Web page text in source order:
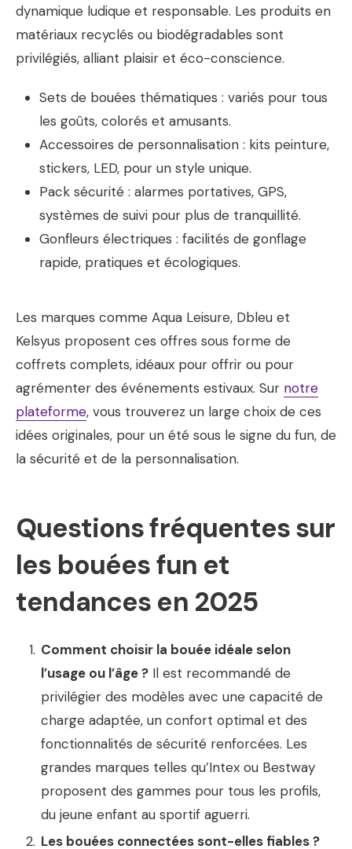
dynamique ludique et responsable. Les produits en
matériaux recyclés ou biodégradables sont
privilégiés, alliant plaisir et éco-conscience.
Sets de bouées thématiques : variés pour tous
les goûts, colorés et amusants.
Accessoires de personnalisation : kits peinture,
stickers, LED, pour un style unique.
Pack sécurité : alarmes portatives, GPS,
systèmes de suivi pour plus de tranquillité.
Gonfleurs électriques : facilités de gonflage
rapide, pratiques et écologiques.
Les marques comme Aqua Leisure, Dbleu et
Kelsyus proposent ces offres sous forme de
coffrets complets, idéaux pour offrir ou pour
agrémenter des événements estivaux. Sur notre
plateforme, vous trouverez un large choix de ces
idées originales, pour un été sous le signe du fun, de
la sécurité et de la personnalisation.
Questions fréquentes sur
les bouées fun et
tendances en 2025
Comment choisir la bouée idéale selon
l’usage ou l’âge ? Il est recommandé de
privilégier des modèles avec une capacité de
charge adaptée, un confort optimal et des
fonctionnalités de sécurité renforcées. Les
grandes marques telles qu’Intex ou Bestway
proposent des gammes pour tous les profils,
du jeune enfant au sportif aguerri.
Les bouées connectées sont-elles fiables ?